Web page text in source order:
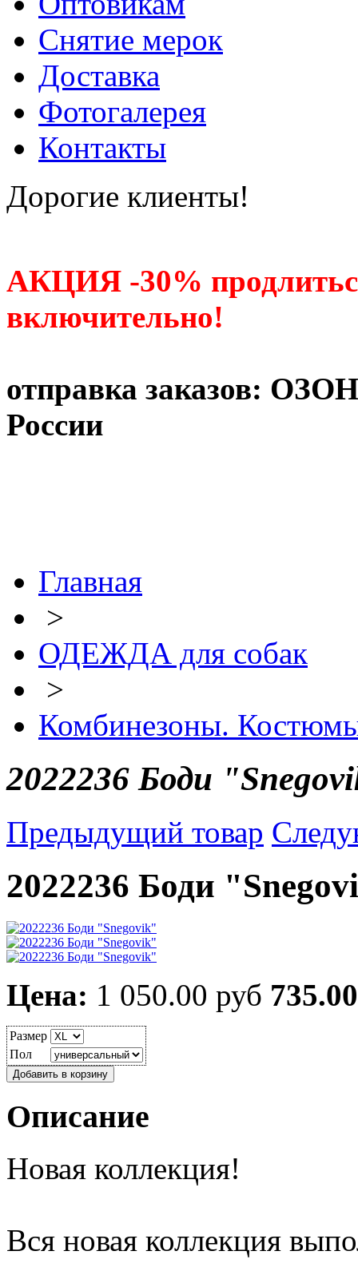
Снятие мерок
Доставка
Фотогалерея
Контакты
Дорогие клиенты!
АКЦИЯ -30%
включительно!
отправка заказов:
России
Главная
>
ОДЕЖДА для собак
>
Комбинезоны.
2022236 Боди
Предыдущий товар
2022236 Боди
Цена: 1 050.00 руб
Размер
Пол
Описание
Новая коллекция!
Вся новая коллекция